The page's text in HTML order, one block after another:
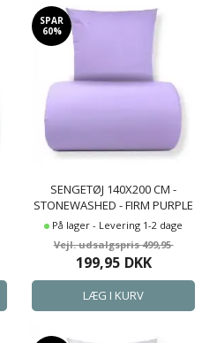
SPAR
60%
SENGETØJ 140X200 CM -
STONEWASHED - FIRM PURPLE
På lager - Levering 1-2 dage
499,95
199,95 DKK